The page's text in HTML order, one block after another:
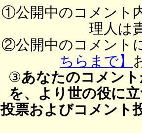
①公開中のコメント
理人は
②公開中のコメント
ちらまで】
③あなたのコメン
を、より世の役に
投票およびコメント